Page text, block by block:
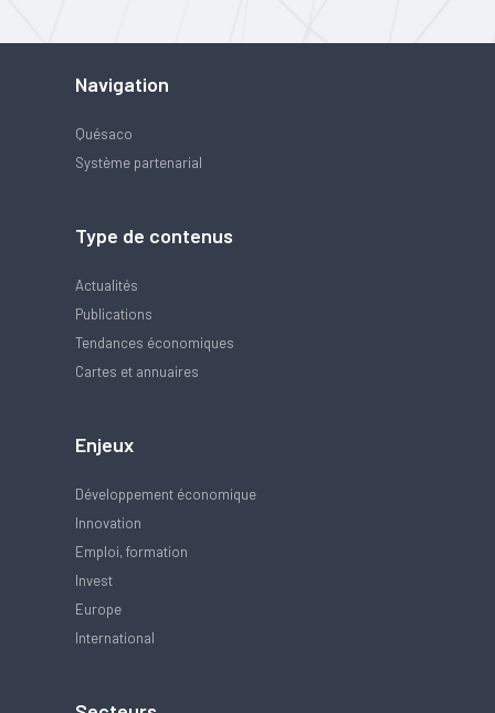
Navigation
Quésaco
Système partenarial
Type de contenus
Actualités
Publications
Tendances économiques
Cartes et annuaires
Enjeux
Développement économique
Innovation
Emploi, formation
Invest
Europe
International